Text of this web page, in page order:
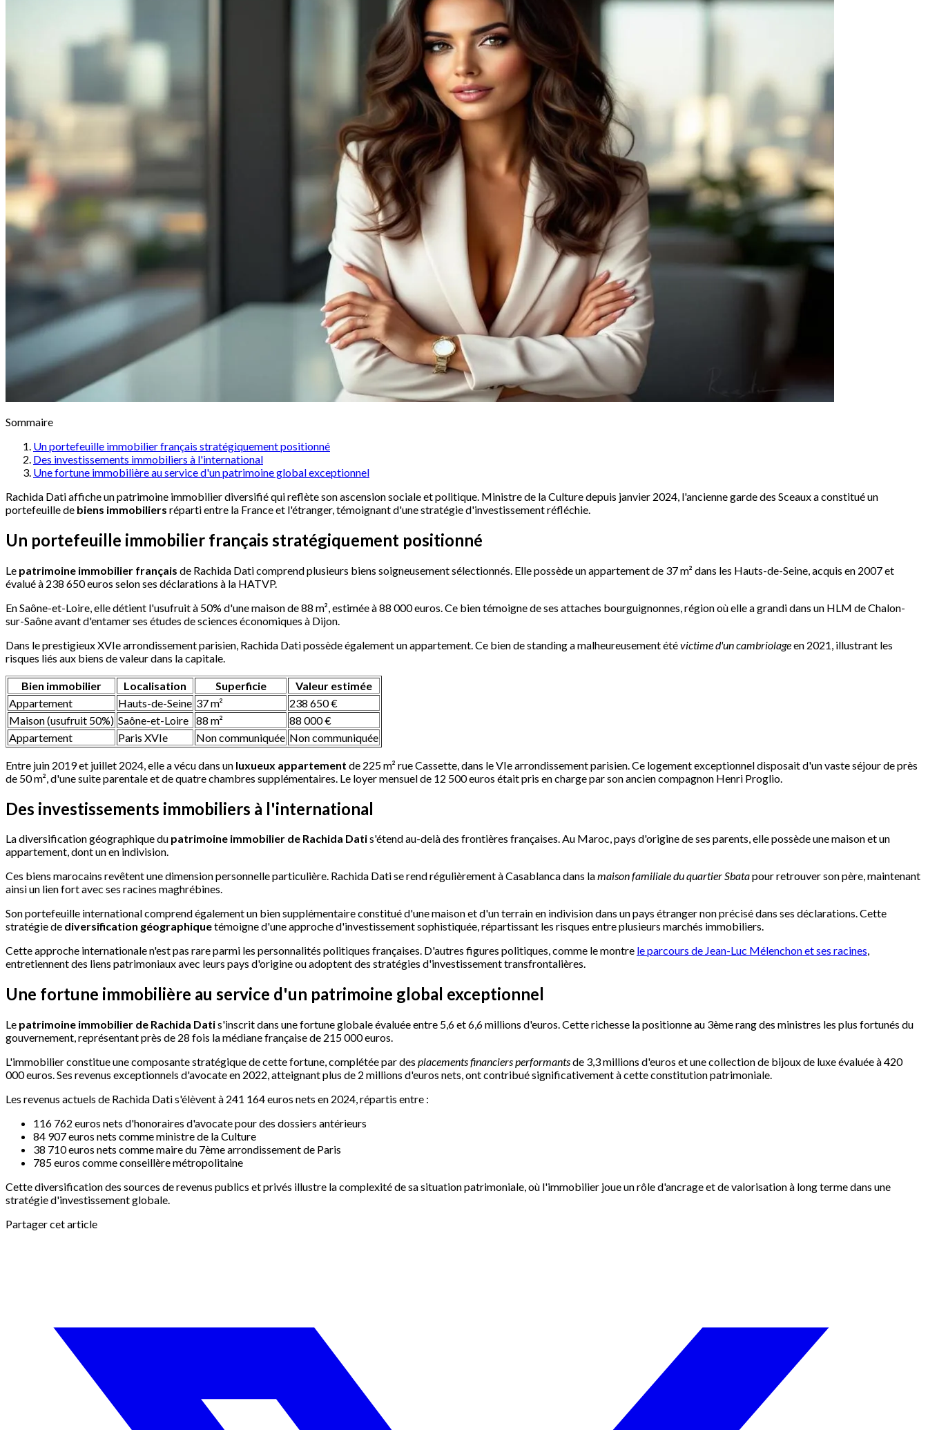
Sommaire
Un portefeuille immobilier français stratégiquement positionné
Des investissements immobiliers à l'international
Une fortune immobilière au service d'un patrimoine global exceptionnel
Rachida Dati affiche un patrimoine immobilier diversifié qui reflète son ascension sociale et politique. Ministre de la Culture depuis janvier 2024, l'ancienne garde des Sceaux a constitué un
portefeuille de biens immobiliers réparti entre la France et l'étranger, témoignant d'une stratégie d'investissement réfléchie.
Un portefeuille immobilier français stratégiquement positionné
Le patrimoine immobilier français de Rachida Dati comprend plusieurs biens soigneusement sélectionnés. Elle possède un appartement de 37 m² dans les Hauts-de-Seine, acquis en 2007 et
évalué à 238 650 euros selon ses déclarations à la HATVP.
En Saône-et-Loire, elle détient l'usufruit à 50% d'une maison de 88 m², estimée à 88 000 euros. Ce bien témoigne de ses attaches bourguignonnes, région où elle a grandi dans un HLM de Chalon-
sur-Saône avant d'entamer ses études de sciences économiques à Dijon.
Dans le prestigieux XVIe arrondissement parisien, Rachida Dati possède également un appartement. Ce bien de standing a malheureusement étévictime d'un cambriolageen 2021, illustrant les
risques liés aux biens de valeur dans la capitale.
Bien immobilier Localisation Superficie
Valeur estimée
Appartement
Hauts-de-Seine 37 m²
238 650 €
Maison (usufruit 50%) Saône-et-Loire 88 m²
88 000 €
Appartement
Paris XVIe Non communiquée Non communiquée
Entre juin 2019 et juillet 2024, elle a vécu dans un luxueux appartement de 225 m² rue Cassette, dans le VIe arrondissement parisien. Ce logement exceptionnel disposait d'un vaste séjour de près
de 50 m², d'une suite parentale et de quatre chambres supplémentaires. Le loyer mensuel de 12 500 euros était pris en charge par son ancien compagnon Henri Proglio.
Des investissements immobiliers à l'international
La diversification géographique du patrimoine immobilier de Rachida Datis'étend au-delà des frontières françaises. Au Maroc, pays d'origine de ses parents, elle possède une maison et un
appartement, dont un en indivision.
Ces biens marocains revêtent une dimension personnelle particulière. Rachida Dati se rend régulièrement à Casablanca dans lamaison familiale du quartier Sbatapour retrouver son père, maintenant
ainsi un lien fort avec ses racines maghrébines.
Son portefeuille international comprend également un bien supplémentaire constitué d'une maison et d'un terrain en indivision dans un pays étranger non précisé dans ses déclarations. Cette
stratégie de diversification géographiquetémoigne d'une approche d'investissement sophistiquée, répartissant les risques entre plusieurs marchés immobiliers.
Cette approche internationale n'est pas rare parmi les personnalités politiques françaises. D'autres figures politiques, comme le montre le parcours de Jean-Luc Mélenchon et ses racines,
entretiennent des liens patrimoniaux avec leurs pays d'origine ou adoptent des stratégies d'investissement transfrontalières.
Une fortune immobilière au service d'un patrimoine global exceptionnel
Le patrimoine immobilier de Rachida Datis'inscrit dans une fortune globale évaluée entre 5,6 et 6,6 millions d'euros. Cette richesse la positionne au 3ème rang des ministres les plus fortunés du
gouvernement, représentant près de 28 fois la médiane française de 215 000 euros.
L'immobilier constitue une composante stratégique de cette fortune, complétée par des placements financiers performantsde 3,3 millions d'euros et une collection de bijoux de luxe évaluée à 420
000 euros. Ses revenus exceptionnels d'avocate en 2022, atteignant plus de 2 millions d'euros nets, ont contribué significativement à cette constitution patrimoniale.
Les revenus actuels de Rachida Dati s'élèvent à 241 164 euros nets en 2024, répartis entre :
116 762 euros nets d'honoraires d'avocate pour des dossiers antérieurs
84 907 euros nets comme ministre de la Culture
38 710 euros nets comme maire du 7ème arrondissement de Paris
785 euros comme conseillère métropolitaine
Cette diversification des sources de revenus publics et privés illustre la complexité de sa situation patrimoniale, où l'immobilier joue un rôle d'ancrage et de valorisation à long terme dans une
stratégie d'investissement globale.
Partager cet article